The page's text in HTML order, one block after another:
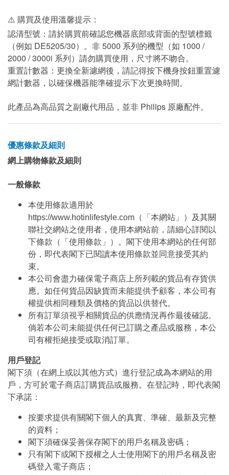
⚠️ 購買及使用溫馨提示：
認清型號：請於購買前確認您機器底部或背面的型號標籤
（例如 DE5205/30）。非 5000 系列的機型（如 1000 /
2000 / 3000i 系列）請勿購買使用，尺寸將不吻合。
重置計數器：更換全新濾網後，請記得按下機身按鈕重置濾
網計數器，以確保機器能準確提示下次更換時間。
此產品為高品質之副廠代用品，並非 Philips 原廠配件。
優惠條款及細則
網上購物條款及細則
一般條款
本使用條款適用於
https://www.hotinlifestyle.com（「本網站」）及其關
聯社交網站之使用者，使用本網站前，請細心詳閱以
下條款（「使用條款」）。閣下使用本網站的任何部
份，即代表閣下已閱讀本使用條款並同意接受其約
束。
本公司會盡力確保電子商店上所列載的貨品有存貨供
應。如任何貨品因缺貨而未能提供予顧客，本公司有
權提供相同種類及價格的貨品以供替代。
所有訂單須視乎相關貨品的供應情況再作最後確認。
倘若本公司未能提供任何已訂購之產品或服務，本公
司有權拒絕接受或取消訂單。
用戶登記
閣下須（在網上或以其他方式）進行登記成為本網站的用
戶，方可於電子商店訂購貨品或服務。在登記時，即代表閣
下承諾：
按要求提供有關閣下個人的真實、準確、最新及完整
的資料；
閣下須確保妥善保存閣下的用戶名稱及密碼；
只有閣下或閣下授權之人士使用閣下的用戶名稱及密
碼登入電子商店；